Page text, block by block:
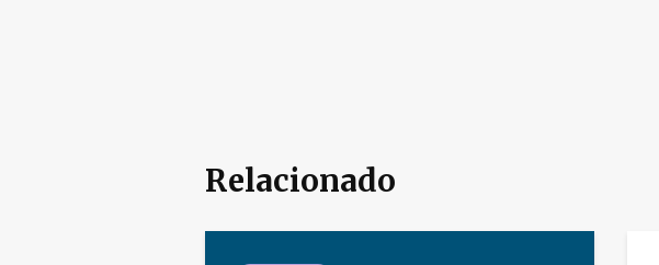
Relacionado